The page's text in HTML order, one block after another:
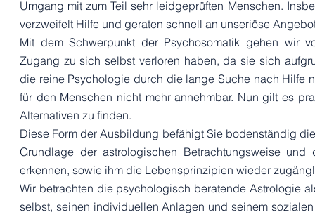
Umgang mit zum Teil sehr leidgeprüften Menschen.
verzweifelt Hilfe und geraten schnell an unseriöse
Mit dem Schwerpunkt der Psychosomatik gehen wir
Zugang zu sich selbst verloren haben, da sie sich
die reine Psychologie durch die lange Suche nach Hilfe
für den Menschen nicht mehr annehmbar. Nun gilt es
Alternativen zu finden.
Diese Form der Ausbildung befähigt Sie bodenständig
Grundlage der astrologischen Betrachtungsweise
erkennen, sowie ihm die Lebensprinzipien wieder
Wir betrachten die psychologisch beratende Astrologie
selbst, seinen individuellen Anlagen und seinem